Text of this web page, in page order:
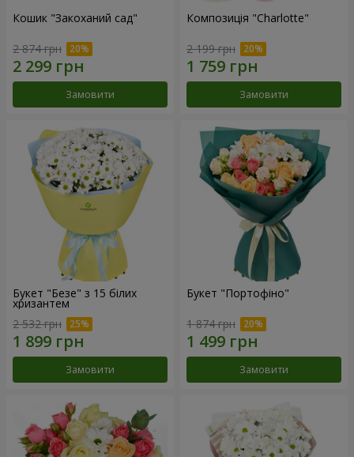
Кошик "Закоханий сад"
2 874 грн
Замовити
Композиція "Charlotte"
2 199 грн
Замовити
Букет "Безе" з 15 білих
хризантем
2 532 грн
Замовити
Букет "Портофіно"
1 874 грн
Замовити